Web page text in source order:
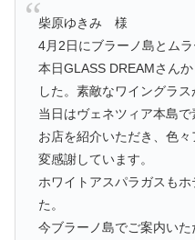
柴原ゆきみ 様
4月2日にブラーノ島とム
本日GLASS DREAMさん
した。素敵なワイングラス
当日はヴェネツィア本島
お店を紹介いただき、色
変感謝しています。
ホワイトアスパラガスも
た。
今ブラーノ島でご案内い